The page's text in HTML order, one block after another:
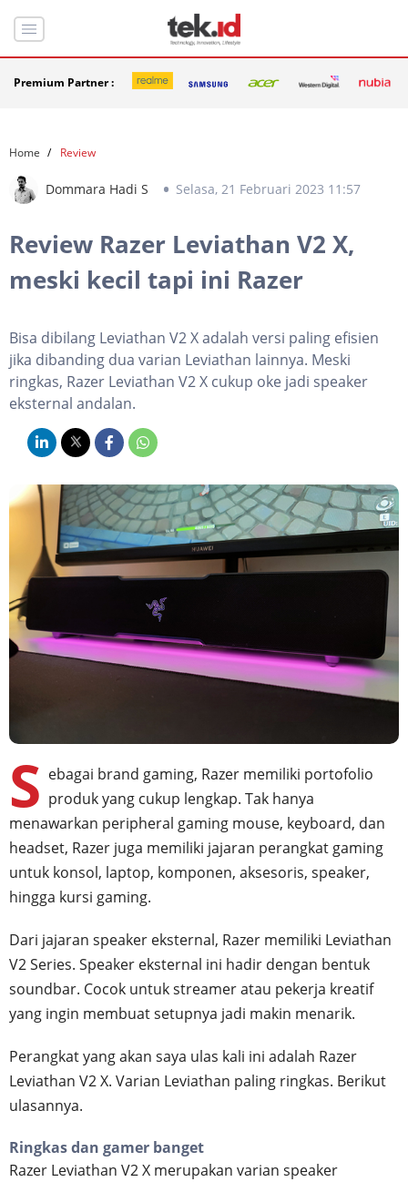
Premium Partner :
Home Review
Dommara Hadi S Selasa, 21 Februari 2023 11:57
Review Razer Leviathan V2 X,
meski kecil tapi ini Razer
Bisa dibilang Leviathan V2 X adalah versi paling efisien
jika dibanding dua varian Leviathan lainnya. Meski
ringkas, Razer Leviathan V2 X cukup oke jadi speaker
eksternal andalan.
S ebagai brand gaming, Razer memiliki portofolio
produk yang cukup lengkap. Tak hanya
menawarkan peripheral gaming mouse, keyboard, dan
headset, Razer juga memiliki jajaran perangkat gaming
untuk konsol, laptop, komponen, aksesoris, speaker,
hingga kursi gaming.
Dari jajaran speaker eksternal, Razer memiliki Leviathan
V2 Series. Speaker eksternal ini hadir dengan bentuk
soundbar. Cocok untuk streamer atau pekerja kreatif
yang ingin membuat setupnya jadi makin menarik.
Perangkat yang akan saya ulas kali ini adalah Razer
Leviathan V2 X. Varian Leviathan paling ringkas. Berikut
ulasannya.
Ringkas dan gamer banget
Razer Leviathan V2 X merupakan varian speaker